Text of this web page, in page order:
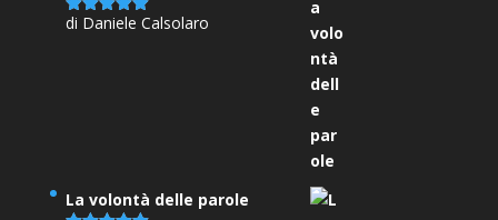
Valutato5
di Daniele Calsolaro
La volontà delle parole